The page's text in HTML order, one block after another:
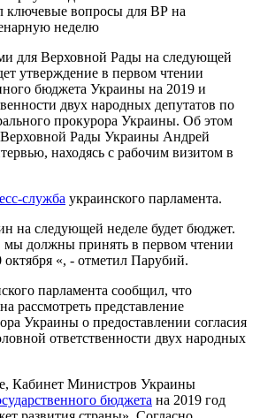
ключевые вопросы для ВР на
неделю
для Верховной Рады на следующей
утверждение в первом чтении
бюджета Украины на 2019 и
двух народных депутатов по
прокурора Украины. Об этом
Верховной Рады Украины Андрей
находясь с рабочим визитом в
служба украинского парламента.
на следующей неделе будет бюджет.
мы должны принять в первом чтении
«, - отметил Парубий.
парламента сообщил, что
рассмотреть представление
Украины о предоставлении согласия
ответственности двух народных
Кабинет Министров Украины
бюджета на 2019 год